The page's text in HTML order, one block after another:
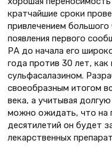
кратчайшие сроки
привлечением
появления первого
РА до начала его
года против 30 лет,
сульфасалазином.
своеобразным итогом
века, а учитывая
можно ожидать, что на
десятилетий он будет
лекарственных